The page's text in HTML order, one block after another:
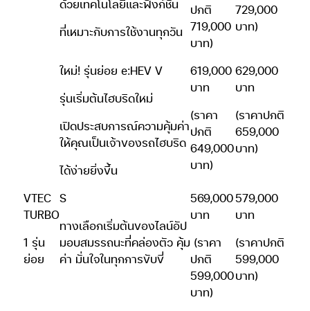
ด้วยเทคโนโลยีและฟังก์ชัน
ที่เหมาะกับการใช้งานทุกวัน
ปกติ
719,000
บาท)
729,000
บาท)
ใหม่! รุ่นย่อย e:HEV V
รุ่นเริ่มต้นไฮบริดใหม่
เปิดประสบการณ์ความคุ้มค่า
ให้คุณเป็นเจ้าของรถไฮบริด
ได้ง่ายยิ่งขึ้น
619,000
บาท
(ราคา
ปกติ
649,000
บาท)
629,000
บาท
(ราคาปกติ
659,000
บาท)
VTEC
TURBO
1 รุ่น
ย่อย
S
ทางเลือกเริ่มต้นของไลน์อัป
มอบสมรรถนะที่คล่องตัว คุ้ม
ค่า มั่นใจในทุกการขับขี่
569,000
บาท
(ราคา
ปกติ
599,000
บาท)
579,000
บาท
(ราคาปกติ
599,000
บาท)